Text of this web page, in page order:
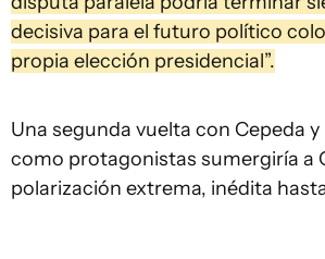
decisiva para el futuro político
propia elección presidencial”.
Una segunda vuelta con Cepeda y
como protagonistas sumergiría a
polarización extrema, inédita